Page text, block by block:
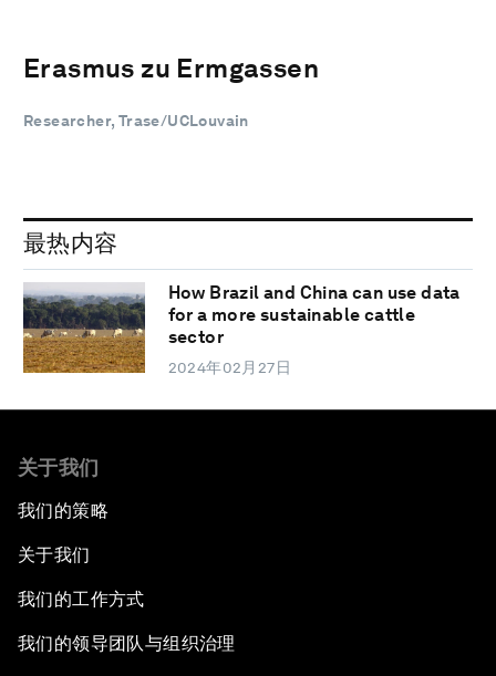
Erasmus zu Ermgassen
Researcher, Trase/UCLouvain
最热内容
How Brazil and China can use data
for a more sustainable cattle
sector
2024年02月27日
关于我们
我们的策略
关于我们
我们的工作方式
我们的领导团队与组织治理